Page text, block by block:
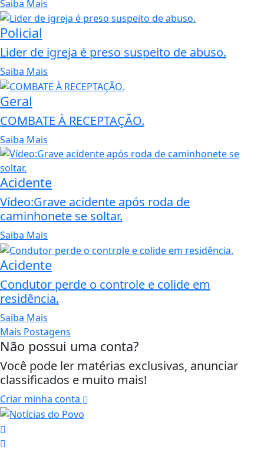
Saiba Mais
Policial
Lider de igreja é preso suspeito de abuso.
Saiba Mais
Geral
COMBATE À RECEPTAÇÃO.
Saiba Mais
Acidente
Vídeo:Grave acidente após roda de
caminhonete se soltar.
Saiba Mais
Acidente
Condutor perde o controle e colide em
residência.
Saiba Mais
Mais Postagens
Não possui uma conta?
Você pode ler matérias exclusivas, anunciar
classificados e muito mais!
Criar minha conta